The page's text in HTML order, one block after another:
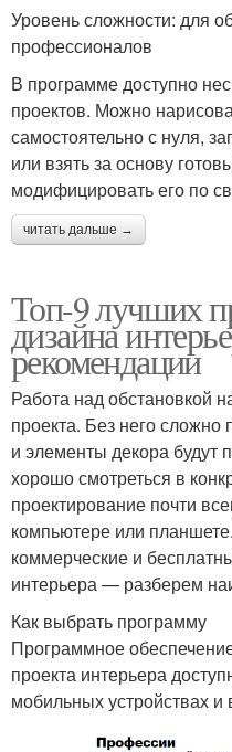
Уровень сложности: для
профессионалов
В программе доступно
проектов. Можно
самостоятельно с нуля,
или взять за основу
модифицировать его по
читать дальше →
Топ-9 лучших
дизайна
рекомендации
Работа над обстановкой
проекта. Без него сложно
и элементы декора будут
хорошо смотреться в
проектирование почти
компьютере или
коммерческие и
интерьера — разберем
Как выбрать программу
Программное
проекта интерьера
мобильных устройствах